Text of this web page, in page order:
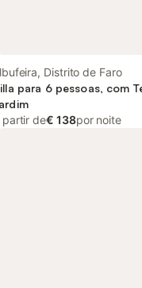
Distrito de Faro
para 6 pessoas, com
partir de€ 138por noite